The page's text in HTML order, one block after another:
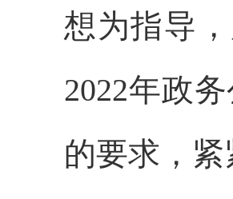
想为指导
2022年政
的要求，